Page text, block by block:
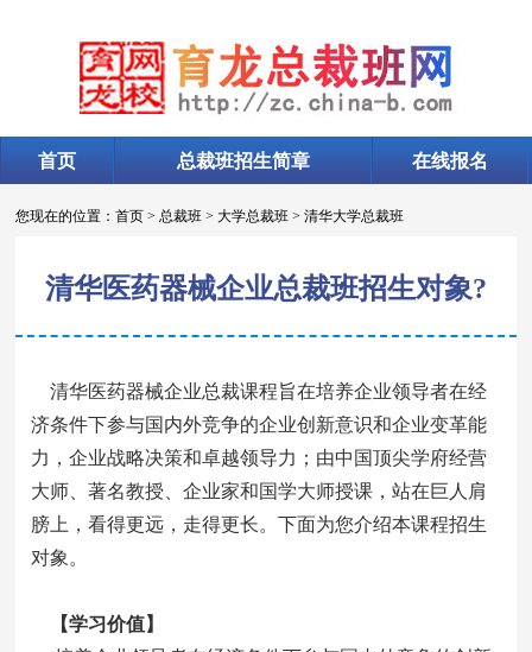
首页 总裁班招生简章 在线报名
您现在的位置：首页 >总裁班 >大学总裁班 >清华大学总裁班
清华医药器械企业总裁班招生对象?
清华医药器械企业总裁课程旨在培养企业领导者在经
济条件下参与国内外竞争的企业创新意识和企业变革能
力，企业战略决策和卓越领导力；由中国顶尖学府经营
大师、著名教授、企业家和国学大师授课，站在巨人肩
膀上，看得更远，走得更长。下面为您介绍本课程招生
对象。
【学习价值】